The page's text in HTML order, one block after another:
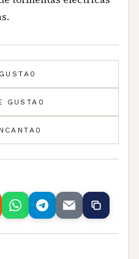
0
GUSTA 0
0